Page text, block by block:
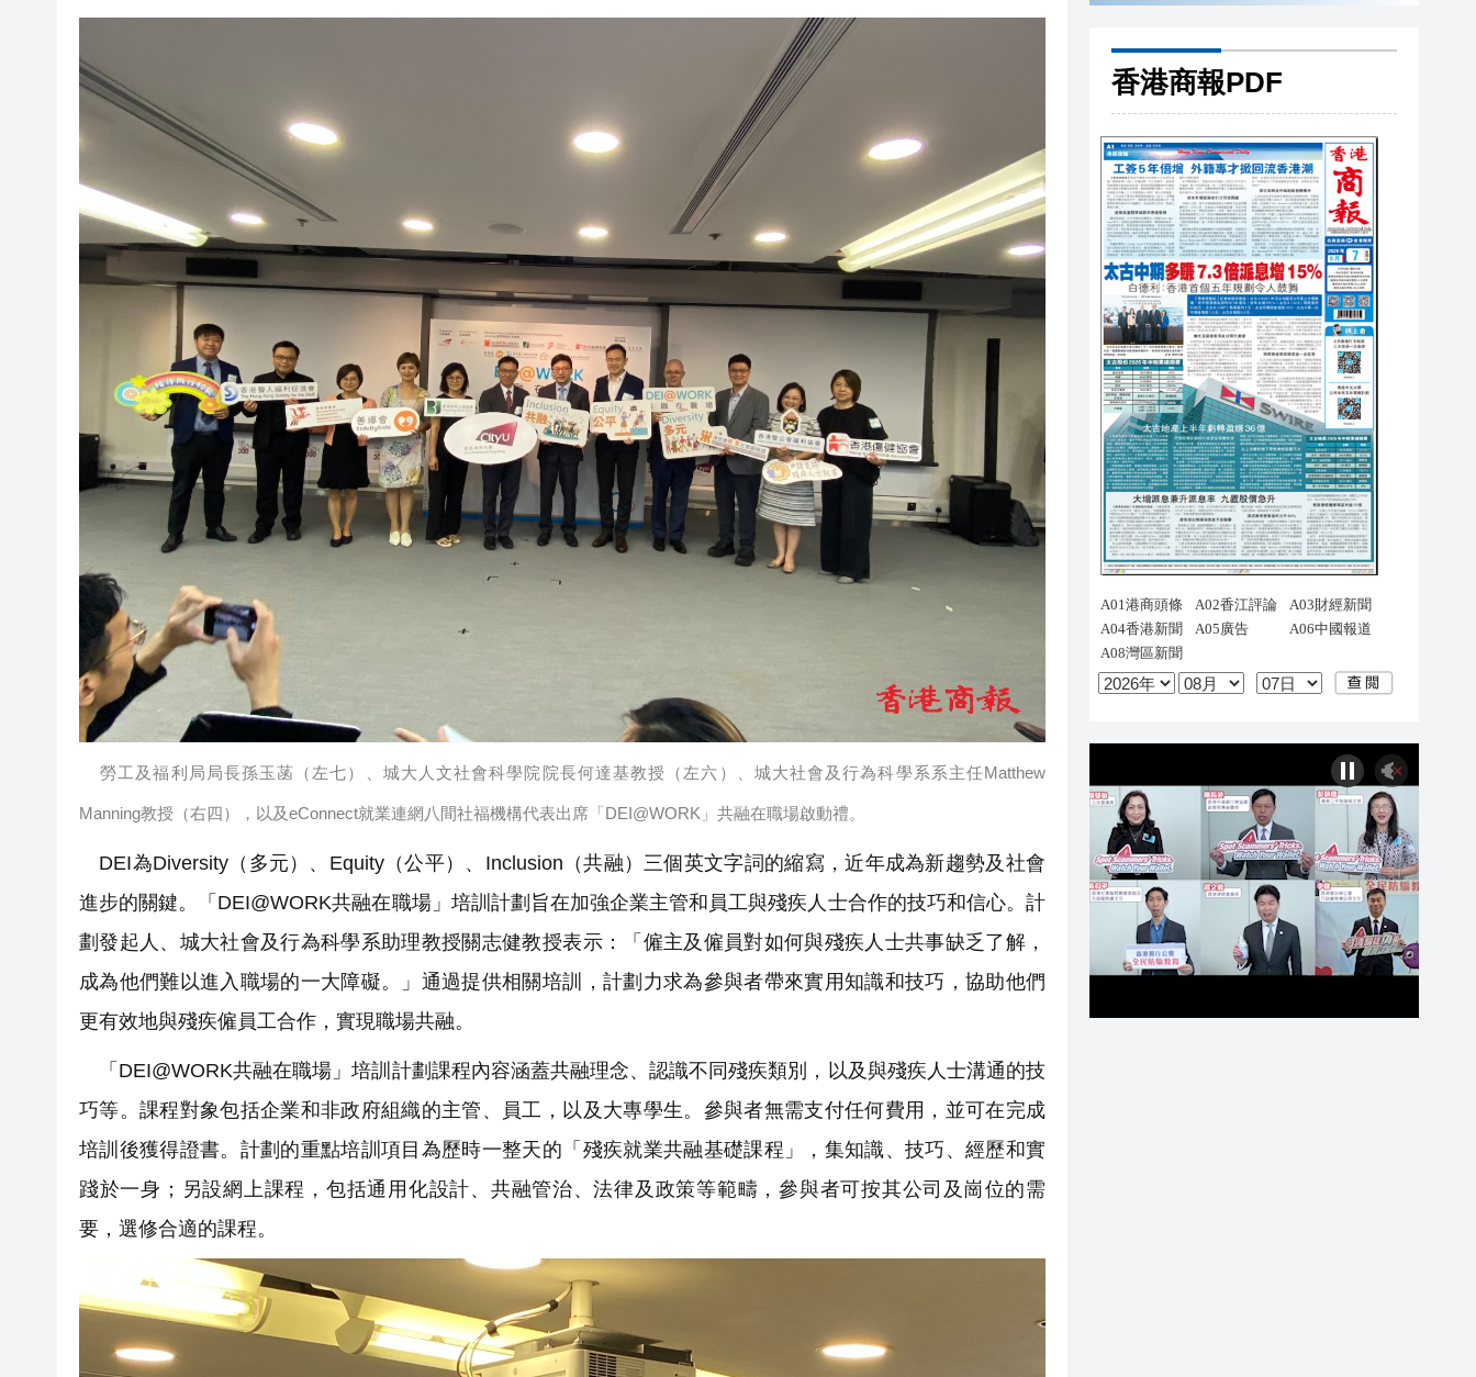
勞工及福利局局長孫玉菡（左七）、城大人文社會科學院院長何達基教授（左六）、城大社會及行為科學系系主任Matthew
Manning教授（右四），以及eConnect就業連網八間社福機構代表出席「DEI@WORK」共融在職場啟動禮。
DEI為Diversity（多元）、Equity（公平）、Inclusion（共融）三個英文字詞的縮寫，近年成為新趨勢及社會
進步的關鍵。「DEI@WORK共融在職場」培訓計劃旨在加強企業主管和員工與殘疾人士合作的技巧和信心。計
劃發起人、城大社會及行為科學系助理教授關志健教授表示：「僱主及僱員對如何與殘疾人士共事缺乏了解，
成為他們難以進入職場的一大障礙。」通過提供相關培訓，計劃力求為參與者帶來實用知識和技巧，協助他們
更有效地與殘疾僱員工合作，實現職場共融。
「DEI@WORK共融在職場」培訓計劃課程內容涵蓋共融理念、認識不同殘疾類別，以及與殘疾人士溝通的技
巧等。課程對象包括企業和非政府組織的主管、員工，以及大專學生。參與者無需支付任何費用，並可在完成
培訓後獲得證書。計劃的重點培訓項目為歷時一整天的「殘疾就業共融基礎課程」，集知識、技巧、經歷和實
踐於一身；另設網上課程，包括通用化設計、共融管治、法律及政策等範疇，參與者可按其公司及崗位的需
要，選修合適的課程。
香港商報PDF